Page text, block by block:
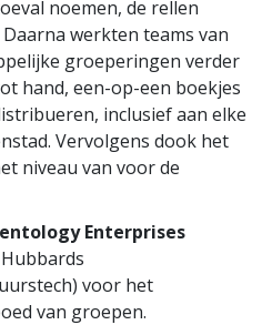
noemen, de rellen
werkten teams van
groeperingen verder
hand, een-op-een boekjes
inclusief aan elke
Vervolgens dook het
niveau van voor de
Enterprises
voor het
van groepen.